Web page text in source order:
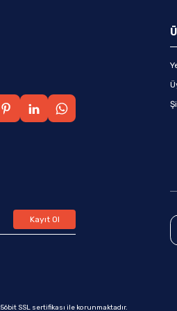
Kayıt Ol
SSL sertifikası ile korunmaktadır.